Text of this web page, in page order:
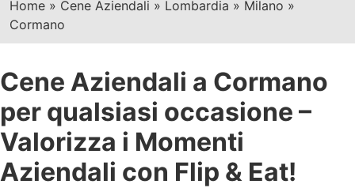
Home » Cene Aziendali » Lombardia » Milano »
Cormano
Cene Aziendali a Cormano
per qualsiasi occasione –
Valorizza i Momenti
Aziendali con Flip & Eat!